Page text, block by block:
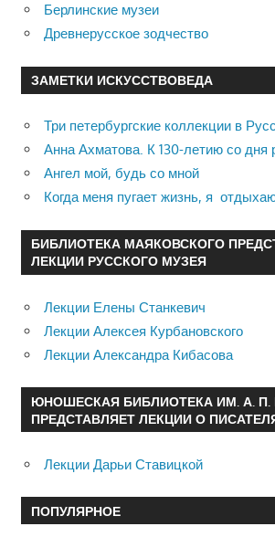
Берлинские музеи
Древнерусское зодчество
ЗАМЕТКИ ИСКУССТВОВЕДА
Три петербургские коллекции в
Анна Ахматова. К 130-летию со дня
Ангел мой, будь со мной
Когда меня пугает жизнь, я
БИБЛИОТЕКА МАЯКОВСКОГО
ЛЕКЦИИ РУССКОГО МУЗЕЯ
Лекции Елены Станкевич
Лекции Алексея Курбановского
Лекции Александра Кибасова
ЮНОШЕСКАЯ БИБЛИОТЕКА ИМ. А. П.
ПРЕДСТАВЛЯЕТ ЛЕКЦИИ О
Лекции Дарьи Ставицкой
ПОПУЛЯРНОЕ